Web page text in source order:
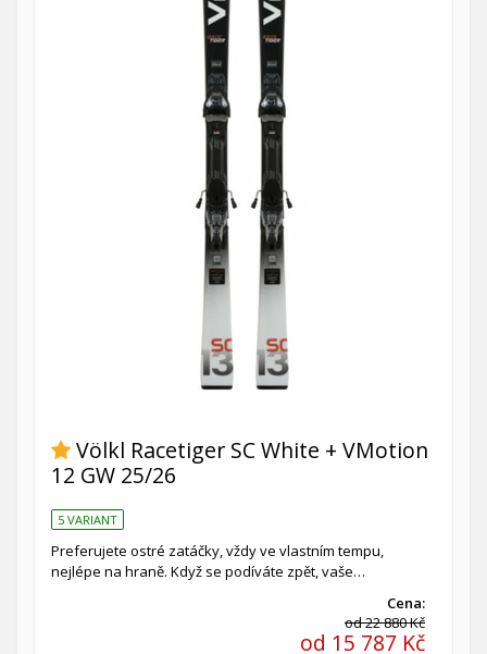
Völkl Racetiger SC White + VMotion
12 GW 25/26
5 VARIANT
Preferujete ostré zatáčky, vždy ve vlastním tempu,
nejlépe na hraně. Když se podíváte zpět, vaše…
Cena:
od 22 880 Kč
od 15 787 Kč